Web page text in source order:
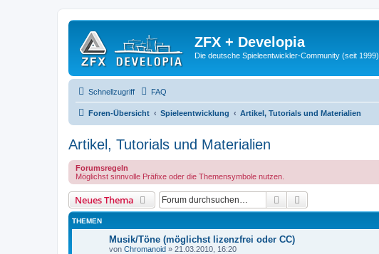
ZFX + Developia
Die deutsche Spieleentwickler-Community (seit 1999).
Schnellzugriff FAQ
Foren-Übersicht Spieleentwicklung Artikel, Tutorials und Materialien
Artikel, Tutorials und Materialien
Forumsregeln
Möglichst sinnvolle Präfixe oder die Themensymbole nutzen.
Neues Thema Suche
THEMEN
Musik/Töne (möglichst lizenzfrei oder CC)
von Chromanoid » 21.03.2010, 16:20